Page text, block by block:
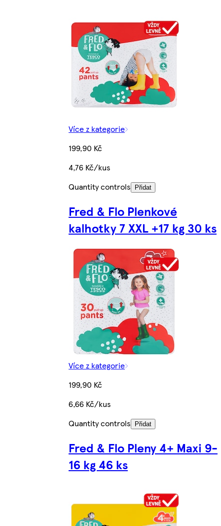
Více z kategorie
199,90 Kč
4,76 Kč/kus
Quantity controls
Přidat
Fred & Flo Plenkové
kalhotky 7 XXL +17 kg 30 ks
Více z kategorie
199,90 Kč
6,66 Kč/kus
Quantity controls
Přidat
Fred & Flo Pleny 4+ Maxi 9-
16 kg 46 ks